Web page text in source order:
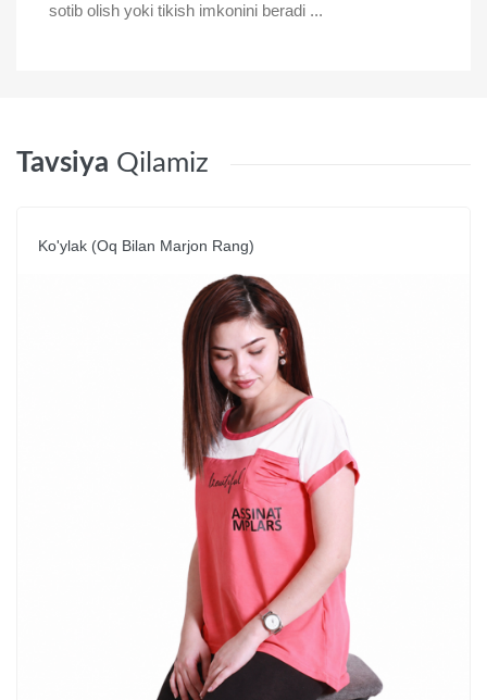
sotib olish yoki tikish imkonini beradi ...
Tavsiya Qilamiz
Ko'ylak (oq Bilan Marjon Rang)